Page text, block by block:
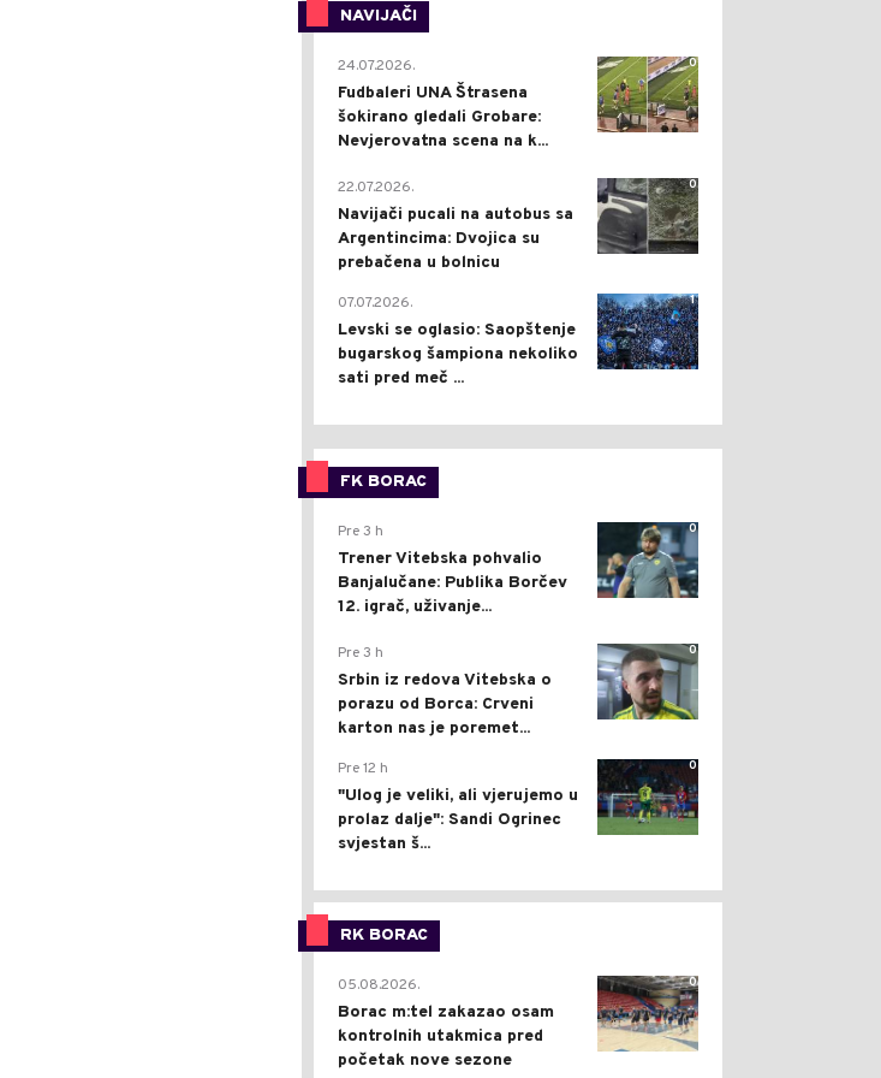
NAVIJAČI
0
24.07.2026.
Fudbaleri UNA Štrasena
šokirano gledali Grobare:
Nevjerovatna scena na k...
0
22.07.2026.
Navijači pucali na autobus sa
Argentincima: Dvojica su
prebačena u bolnicu
1
07.07.2026.
Levski se oglasio: Saopštenje
bugarskog šampiona nekoliko
sati pred meč ...
FK BORAC
0
Pre 3 h
Trener Vitebska pohvalio
Banjalučane: Publika Borčev
12. igrač, uživanje...
0
Pre 3 h
Srbin iz redova Vitebska o
porazu od Borca: Crveni
karton nas je poremet...
0
Pre 12 h
"Ulog je veliki, ali vjerujemo u
prolaz dalje": Sandi Ogrinec
svjestan š...
RK BORAC
0
05.08.2026.
Borac m:tel zakazao osam
kontrolnih utakmica pred
početak nove sezone